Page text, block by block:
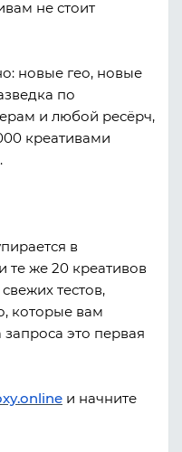
не стоит
новые гео, новые
по
и любой ресёрч,
креативами
в
те же 20 креативов
тестов,
которые вам
это первая
и начните